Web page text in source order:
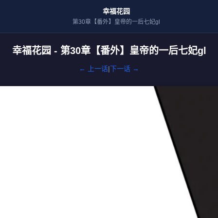
幸福花园
第30章【番外】皇帝的一后七妃gl
幸福花园 - 第30章【番外】皇帝的一后七妃gl
← 上一话|下一话 →